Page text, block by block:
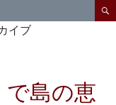
イブ
島の恵